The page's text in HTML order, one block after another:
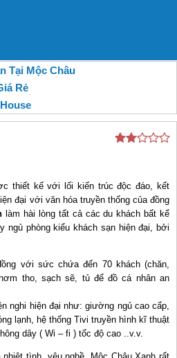
Tại Mộc Châu
Rẻ
thiết kế với lối kiến trúc độc đáo, kết
đại với văn hóa truyền thống của đồng
làm hài lòng tất cả các du khách bất kể
ngủ phòng kiểu khách sạn hiện đại, bởi
với sức chứa đến 70 khách (chăn,
tho, sạch sẽ, tủ để đồ cá nhân an
nghi hiện đại như: giường ngủ cao cấp,
lạnh, hệ thống Tivi truyền hình kĩ thuật
dây ( Wi – fi ) tốc độ cao ..v.v.